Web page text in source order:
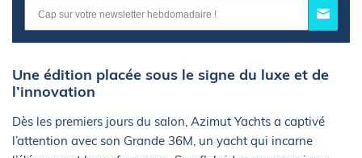
Une édition placée sous le signe du luxe et de
l’innovation
Dès les premiers jours du salon, Azimut Yachts a captivé
l’attention avec son Grande 36M, un yacht qui incarne